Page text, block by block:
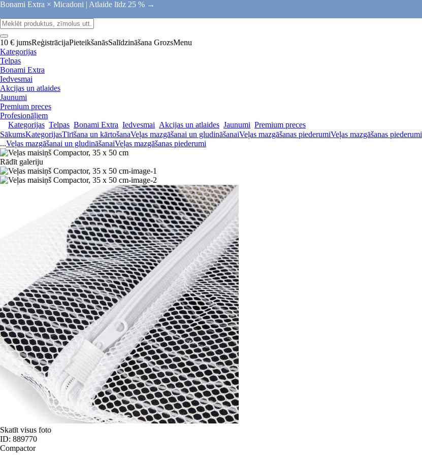
Bonami Extra × Micadoni | Atlaide līdz 25 % →
10 € jumsReģistrācijaPieteikšanāsSalīdzināšana GrozsMenu
Kategorijas
Telpas
Bonami Extra
Iedvesmai
Akcijas un atlaides
Jaunumi
Premium preces
Profesionāļiem
Kategorijas Telpas Bonami Extra Iedvesmai Akcijas un atlaides Jaunumi Premium preces
SākumsKategorijasTīrīšana un kārtošanaVeļas mazgāšanai un gludināšanaiVeļas mazgāšanas piederumiVeļas mazgāšanas piederumi
...Veļas mazgāšanai un gludināšanaiVeļas mazgāšanas piederumi
Rādīt galeriju
Skatīt visus foto
ID: 889770
Compactor